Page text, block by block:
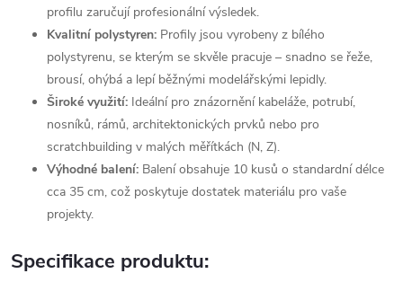
profilu zaručují profesionální výsledek.
Kvalitní polystyren: Profily jsou vyrobeny z bílého
polystyrenu, se kterým se skvěle pracuje – snadno se řeže,
brousí, ohýbá a lepí běžnými modelářskými lepidly.
Široké využití: Ideální pro znázornění kabeláže, potrubí,
nosníků, rámů, architektonických prvků nebo pro
scratchbuilding v malých měřítkách (N, Z).
Výhodné balení: Balení obsahuje 10 kusů o standardní délce
cca 35 cm, což poskytuje dostatek materiálu pro vaše
projekty.
Specifikace produktu: